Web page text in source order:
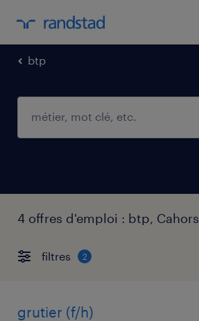
btp
4 offres d'emploi : btp, Cahors
filtres 2
grutier (f/h)